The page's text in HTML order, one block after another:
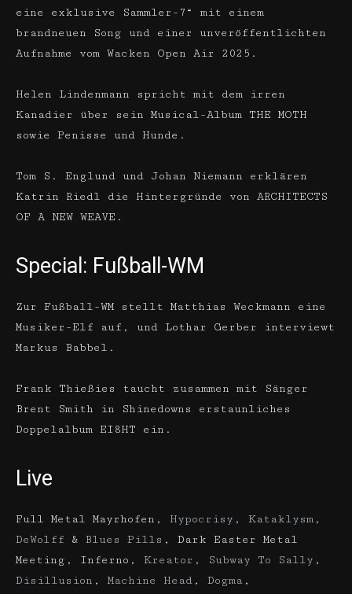
eine exklusive Sammler-7“ mit einem
brandneuen Song und einer unveröffentlichten
Aufnahme vom Wacken Open Air 2025.
Helen Lindenmann spricht mit dem irren
Kanadier über sein Musical-Album THE MOTH
sowie Penisse und Hunde.
Tom S. Englund und Johan Niemann erklären
Katrin Riedl die Hintergründe von ARCHITECTS
OF A NEW WEAVE.
Special: Fußball-WM
Zur Fußball-WM stellt Matthias Weckmann eine
Musiker-Elf auf, und Lothar Gerber interviewt
Markus Babbel.
Frank Thießies taucht zusammen mit Sänger
Brent Smith in Shinedowns erstaunliches
Doppelalbum EI8HT ein.
Live
Full Metal Mayrhofen, Hypocrisy , Kataklysm ,
DeWolff & Blues Pills , Dark Easter Metal
Meeting, Inferno, Kreator , Subway To Sally ,
Disillusion , Machine Head , Dogma ,